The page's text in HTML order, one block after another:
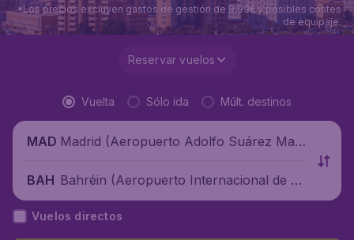
*Los precios excluyen gastos de gestión de 9,99€ y posibles costes
de equipaje.
Reservar vuelos
Vuelta Sólo ida Múlt. destinos
MAD Madrid (Aeropuerto Adolfo Suárez Madr
BAH Bahréin (Aeropuerto Internacional de Ba
réin), Bahréin
Vuelos directos